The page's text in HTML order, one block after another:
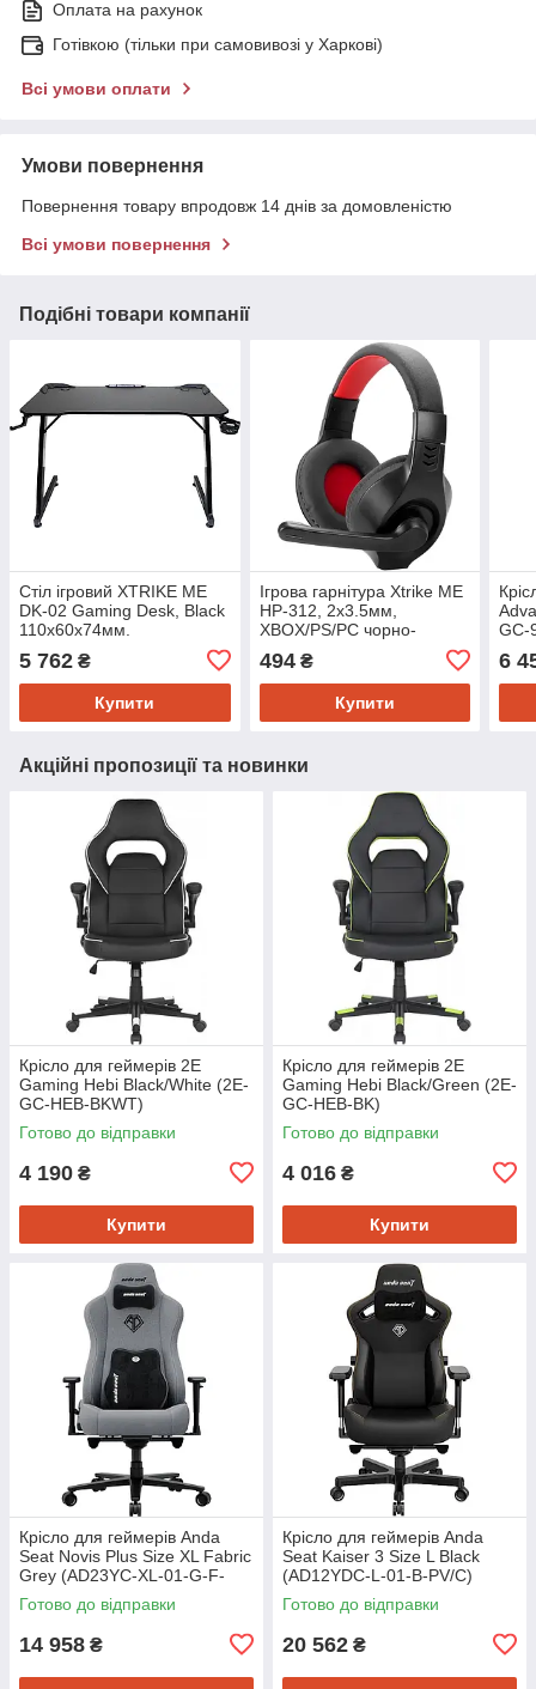
Оплата на рахунок
Готівкою (тільки при самовивозі у Харкові)
Всі умови оплати
Умови повернення
Повернення товару впродовж 14 днів за домовленістю
Всі умови повернення
Подібні товари компанії
Стіл ігровий XTRIKE ME
DK-02 Gaming Desk, Black
110x60x74мм.
5 762 ₴
Купити
Ігрова гарнітура Xtrike ME
HP-312, 2x3.5мм,
XBOX/PS/PC чорно-
494₴
Купити
GC-
6
Акційні пропозиції та новинки
Крісло для геймерів 2E
Gaming Hebi Black/White (2E-
GC-HEB-BKWT)
Готово до відправки
4 190 ₴
Купити
Крісло для геймерів 2E
Gaming Hebi Black/Green (2E-
GC-HEB-BK)
Готово до відправки
4 016 ₴
Купити
Крісло для геймерів Anda
Seat Novis Plus Size XL Fabric
Grey (AD23YC-XL-01-G-F-
G04)
Готово до відправки
14 958 ₴
Крісло для геймерів Anda
Seat Kaiser 3 Size L Black
(AD12YDC-L-01-B-PV/C)
Готово до відправки
20 562 ₴